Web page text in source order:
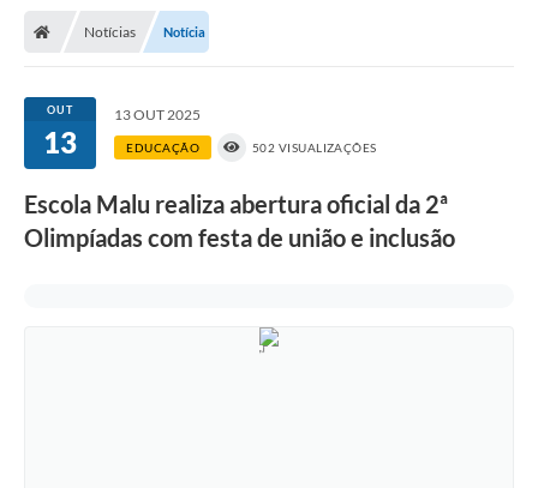
Notícias Notícia
OUT
13
13 OUT 2025
EDUCAÇÃO 502 VISUALIZAÇÕES
Escola Malu realiza abertura oficial da 2ª
Olimpíadas com festa de união e inclusão